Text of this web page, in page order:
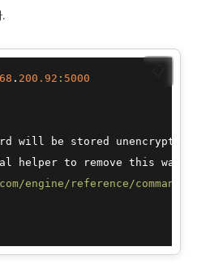
.
. 200.92 : 5000
will be stored unencrypted
helper to remove this
engine /reference/